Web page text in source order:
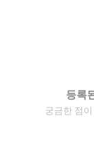
등록
궁금한 점